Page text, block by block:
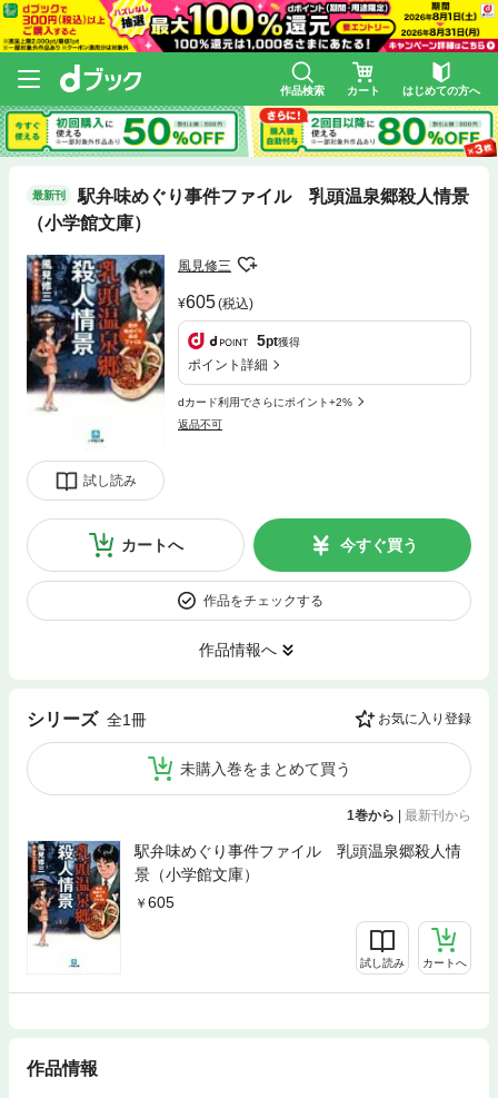
作品検索 カート はじめての方へ
最新刊
駅弁味めぐり事件ファイル 乳頭温泉郷殺人情景
（小学館文庫）
試し読み
風見修三
605(税込)
5pt獲得
ポイント詳細
dカード利用でさらにポイント+2%
返品不可
カートへ 今すぐ買う
作品をチェックする
作品情報へ
シリーズ 全1冊 お気に入り登録
未購入巻をまとめて買う
1巻から 最新刊から
駅弁味めぐり事件ファイル 乳頭温泉郷殺人情
景（小学館文庫）
605
試し読み カートへ
作品情報